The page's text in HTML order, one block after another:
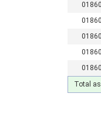
Total